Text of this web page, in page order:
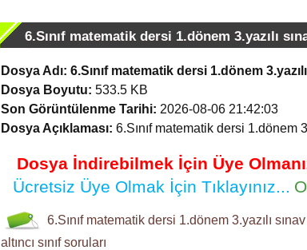
6.Sınıf matematik dersi 1.dönem 3.yazılı
Dosya Adı: 6.Sınıf matematik dersi 1.dönem
Dosya Boyutu: 533.5 KB
Son Görüntülenme Tarihi: 2026-08-06 21:42:03
Dosya Açıklaması: 6.Sınıf matematik dersi 1.dönem
Dosya İndirebilmek İçin Üye
Ücretsiz Üye Olmak İçin Tıklayınız...
6.Sınıf matematik dersi 1.dönem 3.yazılı
altıncı sınıf soruları